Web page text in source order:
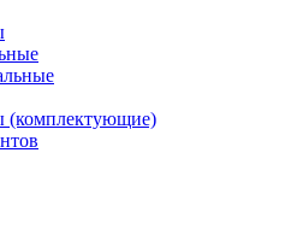
(комплектующие)